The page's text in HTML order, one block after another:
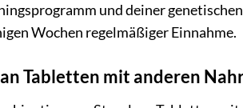
und deiner
Wochen regelmäßiger Einnahme.
Tabletten mit anderen